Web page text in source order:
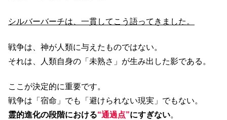
シルバーバーチは、一貫してこう語ってきました。
戦争は、神が人類に与えたものではない。
それは、人類自身の「未熟さ」が生み出した影である。
ここが決定的に重要です。
戦争は「宿命」でも「避けられない現実」でもない。
霊的進化の段階における“通過点”にすぎない。